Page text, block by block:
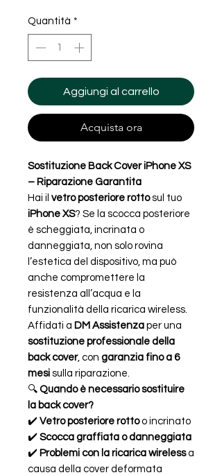
Quantità *
Aggiungi al carrello
Acquista ora
Sostituzione Back Cover iPhone XS
– Riparazione Garantita
Hai il vetro posteriore rottosul tuo
iPhone XS? Se la scocca posteriore
è scheggiata, incrinata o
danneggiata, non solo rovina
l’estetica del dispositivo, ma può
anche compromettere la
resistenza all’acqua e la
funzionalità della ricarica wireless.
Affidati a DM Assistenza per una
sostituzione professionale della
back cover, con garanzia fino a 6
mesi sulla riparazione.
🔍 Quando è necessario sostituire
la back cover?
✔️ Vetro posteriore rottoo incrinato
✔️ Scocca graffiata o danneggiata
✔️ Problemi con la ricarica wirelessa
causa della cover deformata